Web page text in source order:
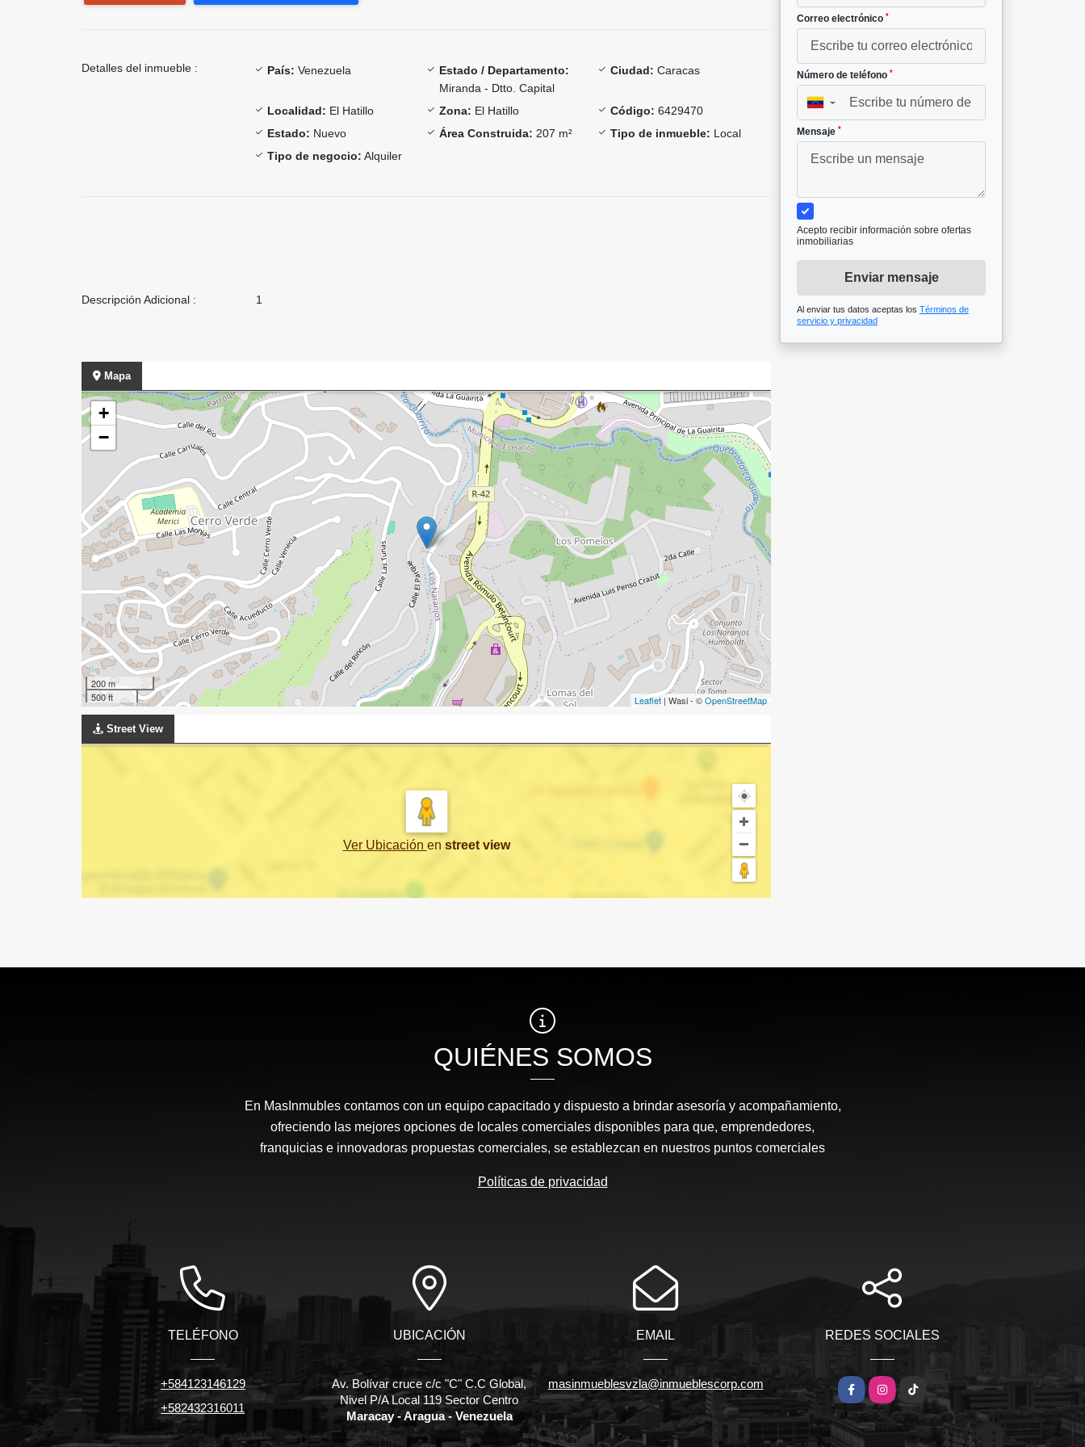
Detalles del inmueble : País: Venezuela
Estado / Departamento:
Miranda - Dtto. Capital
Ciudad: Caracas
Localidad: El Hatillo Zona: El Hatillo Código: 6429470
Estado: Nuevo Área Construida: 207 m² Tipo de inmueble: Local
Tipo de negocio: Alquiler
Descripción Adicional : 1
Mapa
+
−
200 m
500 ft
Leaflet | Wasi - ©OpenStreetMap
Street View
Ver Ubicación en street view
Correo electrónico *
Número de teléfono *
▼
Mensaje *
Acepto recibir información sobre ofertas
inmobiliarias
Enviar mensaje
Al enviar tus datos aceptas los Términos de
servicio y privacidad
QUIÉNES SOMOS
En MasInmubles contamos con un equipo capacitado y dispuesto a brindar asesoría y acompañamiento,
ofreciendo las mejores opciones de locales comerciales disponibles para que, emprendedores,
franquicias e innovadoras propuestas comerciales, se establezcan en nuestros puntos comerciales
Políticas de privacidad
TELÉFONO
+584123146129
+582432316011
UBICACIÓN
Av. Bolívar cruce c/c "C" C.C Global,
Nivel P/A Local 119 Sector Centro
Maracay - Aragua - Venezuela
EMAIL
masinmueblesvzla@inmueblescorp.com
REDES SOCIALES
FacebookInstagram
TikTok